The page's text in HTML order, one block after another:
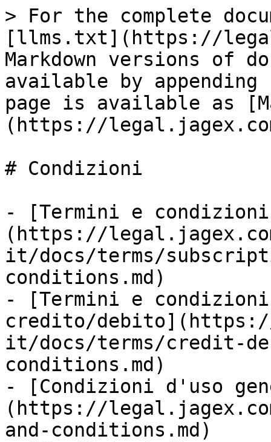
> For the complete
[llms.txt](https://
Markdown versions of
available by
page is available as
(https://
# Condizioni
- [Termini e condizioni
(https://
it/docs/terms/
conditions.md)
- [Termini e
credito/
it/docs/terms/credit-
conditions.md)
- [Condizioni d'uso
(https://
and-conditions.md)